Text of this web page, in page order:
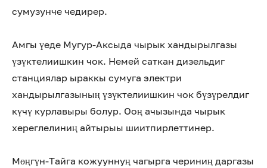
сумузунче чедирер.
Амгы үеде Мугур-Аксыда чырык хандырылгазы
үзүктелиишкин чок. Немей саткан дизельдиг
станциялар ыраккы сумуга электри
хандырылгазының үзүктелиишкин чок бүзүрелдиг
күчү курлавыры болур. Ооң ачызында чырык
хереглелиниң айтырыы шиитпирлеттинер.
Мөңгүн-Тайга кожууннуң чагырга чериниң даргазы